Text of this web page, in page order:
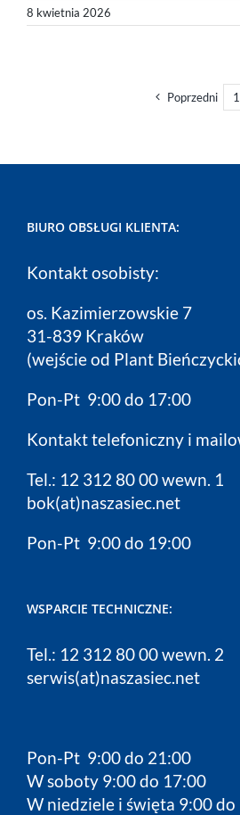
8 kwietnia 2026
Poprzedni 1
BIURO OBSŁUGI KLIENTA:
Kontakt osobisty:
os. Kazimierzowskie 7
31-839 Kraków
(wejście od Plant
Pon-Pt 9:00 do 17:00
Kontakt telefoniczny i
Tel.: 12 312 80 00 wewn. 1
bok(at)naszasiec.net
Pon-Pt 9:00 do 19:00
WSPARCIE TECHNICZNE:
Tel.: 12 312 80 00 wewn. 2
serwis(at)naszasiec.net
Pon-Pt 9:00 do 21:00
W soboty 9:00 do 17:00
W niedziele i święta 9:00